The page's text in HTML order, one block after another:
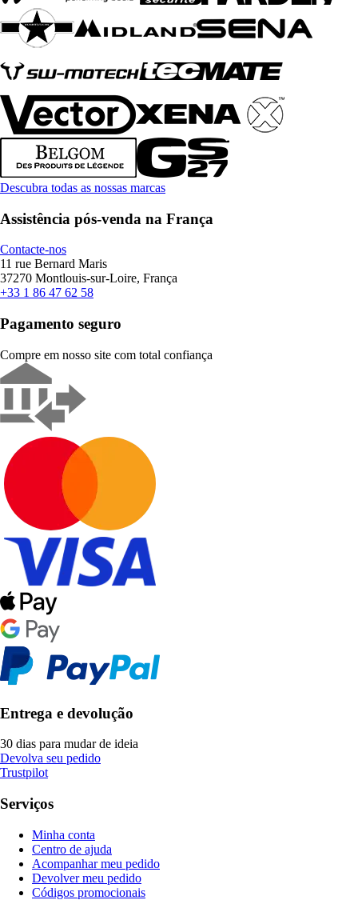
Descubra todas as nossas marcas
Assistência pós-venda na França
Contacte-nos
11 rue Bernard Maris
37270 Montlouis-sur-Loire, França
+33 1 86 47 62 58
Pagamento seguro
Compre em nosso site com total confiança
Entrega e devolução
30 dias para mudar de ideia
Devolva seu pedido
Trustpilot
Serviços
Minha conta
Centro de ajuda
Acompanhar meu pedido
Devolver meu pedido
Códigos promocionais